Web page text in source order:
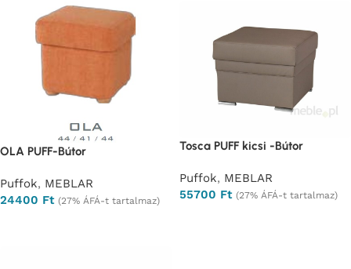
OLA PUFF-Bútor
Puffok, MEBLAR
24400 Ft (27% ÁFÁ-t tartalmaz)
Tosca PUFF kicsi -Bútor
Puffok, MEBLAR
55700 Ft (27% ÁFÁ-t tartalmaz)